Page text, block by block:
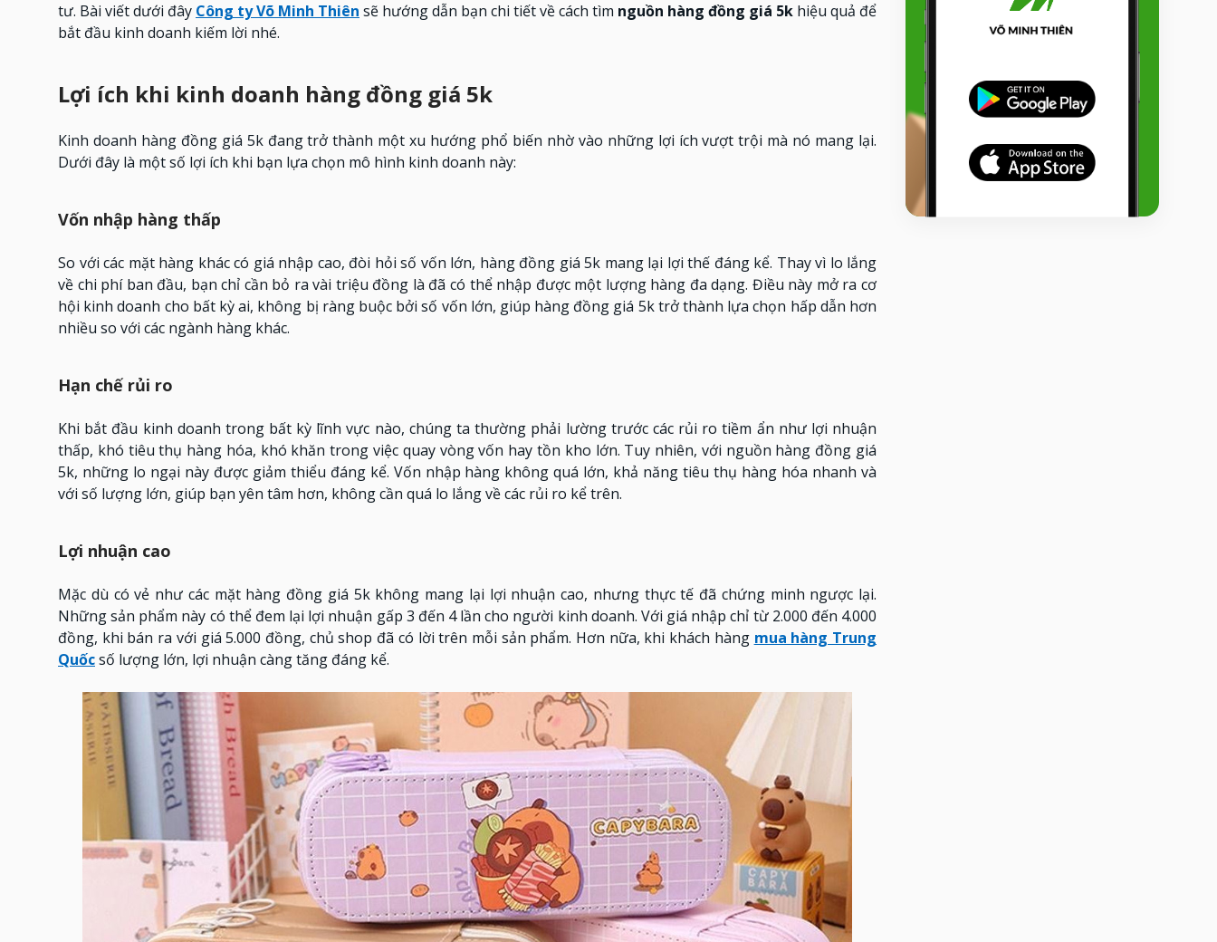
tư. Bài viết dưới đây Công ty Võ Minh Thiên sẽ hướng dẫn bạn chi tiết về cách tìm nguồn hàng đồng giá 5k hiệu quả để
bắt đầu kinh doanh kiếm lời nhé.
Lợi ích khi kinh doanh hàng đồng giá 5k
Kinh doanh hàng đồng giá 5k đang trở thành một xu hướng phổ biến nhờ vào những lợi ích vượt trội mà nó mang lại.
Dưới đây là một số lợi ích khi bạn lựa chọn mô hình kinh doanh này:
Vốn nhập hàng thấp
So với các mặt hàng khác có giá nhập cao, đòi hỏi số vốn lớn, hàng đồng giá 5k mang lại lợi thế đáng kể. Thay vì lo lắng
về chi phí ban đầu, bạn chỉ cần bỏ ra vài triệu đồng là đã có thể nhập được một lượng hàng đa dạng. Điều này mở ra cơ
hội kinh doanh cho bất kỳ ai, không bị ràng buộc bởi số vốn lớn, giúp hàng đồng giá 5k trở thành lựa chọn hấp dẫn hơn
nhiều so với các ngành hàng khác.
Hạn chế rủi ro
Khi bắt đầu kinh doanh trong bất kỳ lĩnh vực nào, chúng ta thường phải lường trước các rủi ro tiềm ẩn như lợi nhuận
thấp, khó tiêu thụ hàng hóa, khó khăn trong việc quay vòng vốn hay tồn kho lớn. Tuy nhiên, với nguồn hàng đồng giá
5k, những lo ngại này được giảm thiểu đáng kể. Vốn nhập hàng không quá lớn, khả năng tiêu thụ hàng hóa nhanh và
với số lượng lớn, giúp bạn yên tâm hơn, không cần quá lo lắng về các rủi ro kể trên.
Lợi nhuận cao
Mặc dù có vẻ như các mặt hàng đồng giá 5k không mang lại lợi nhuận cao, nhưng thực tế đã chứng minh ngược lại.
Những sản phẩm này có thể đem lại lợi nhuận gấp 3 đến 4 lần cho người kinh doanh. Với giá nhập chỉ từ 2.000 đến 4.000
đồng, khi bán ra với giá 5.000 đồng, chủ shop đã có lời trên mỗi sản phẩm. Hơn nữa, khi khách hàng mua hàng Trung
Quốcsố lượng lớn, lợi nhuận càng tăng đáng kể.